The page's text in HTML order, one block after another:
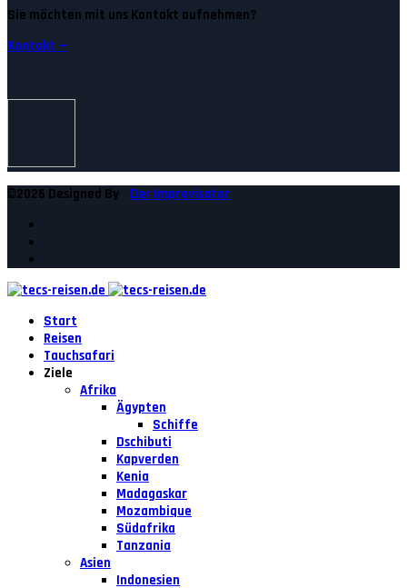
Sie möchten mit uns Kontakt aufnehmen?
Kontakt —
©2026 Designed By Der Improvisator
Start
Reisen
Tauchsafari
Ziele
Afrika
Ägypten
Schiffe
Dschibuti
Kapverden
Kenia
Madagaskar
Mozambique
Südafrika
Tanzania
Asien
Indonesien